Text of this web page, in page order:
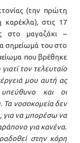
(την πρώτη
στις 17
στο μαγαζάκι –
σημείωμά του στο
που βρέθηκε
τον τελευταίο
μου αυτή ας
και οι
Τα νοσοκομεία δεν
για να μπορέσω να
για κανένα.
στην κόρη